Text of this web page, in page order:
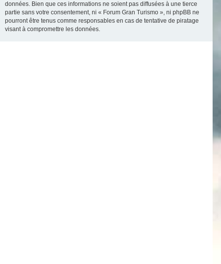
données. Bien que ces informations ne soient pas diffusées à une tierce
partie sans votre consentement, ni « Forum Gran Turismo », ni phpBB ne
pourront être tenus comme responsables en cas de tentative de piratage
visant à compromettre les données.